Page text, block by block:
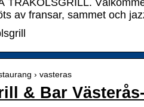
TRÄKOLSGRILL.
av fransar, sammet och
› vasteras
& Bar